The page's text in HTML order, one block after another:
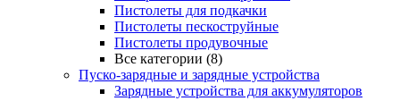
Пистолеты для подкачки
Пистолеты пескоструйные
Пистолеты продувочные
Все категории (8)
Пуско-зарядные и зарядные устройства
Зарядные устройства для аккумуляторов